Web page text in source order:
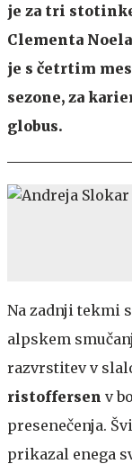
je za tri
Clementa
je s četrtim
sezone, za
globus.
Na zadnji tekmi
alpskem
razvrstitev v
ristoffersen v
presenečenja.
prikazal enega